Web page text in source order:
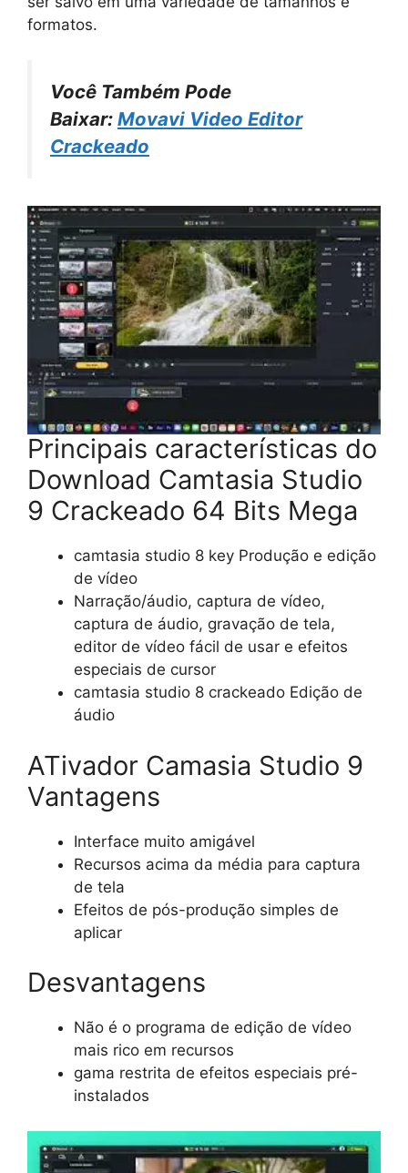
formatos.
Você Também Pode
Baixar: Movavi Video Editor
Crackeado
Principais características do
Download Camtasia Studio
9 Crackeado 64 Bits Mega
camtasia studio 8 key Produção e edição
de vídeo
Narração/áudio, captura de vídeo,
captura de áudio, gravação de tela,
editor de vídeo fácil de usar e efeitos
especiais de cursor
camtasia studio 8 crackeado Edição de
áudio
ATivador Camasia Studio 9
Vantagens
Interface muito amigável
Recursos acima da média para captura
de tela
Efeitos de pós-produção simples de
aplicar
Desvantagens
Não é o programa de edição de vídeo
mais rico em recursos
gama restrita de efeitos especiais pré-
instalados